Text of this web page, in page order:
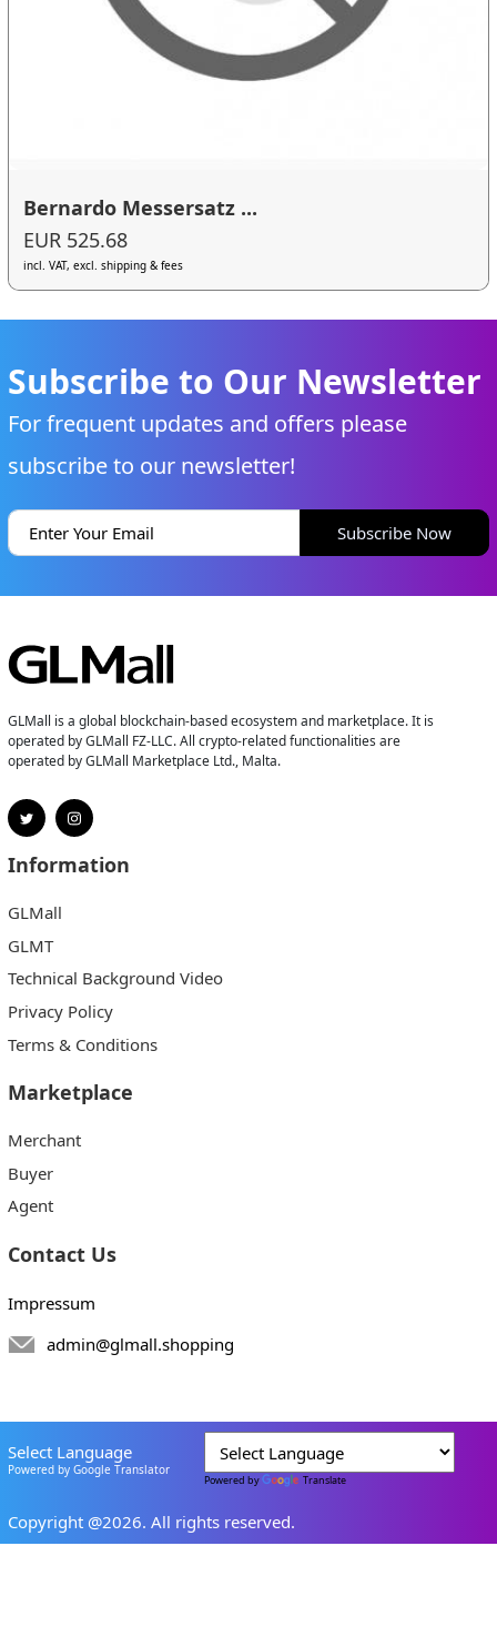
Bernardo Messersatz ...
EUR 525.68
incl. VAT, excl. shipping & fees
Subscribe to Our Newsletter
For frequent updates and offers please
subscribe to our newsletter!
Subscribe Now
GLMall is a global blockchain-based ecosystem and marketplace. It is
operated by GLMall FZ-LLC. All crypto-related functionalities are
operated by GLMall Marketplace Ltd., Malta.
Information
GLMall
GLMT
Technical Background Video
Privacy Policy
Terms & Conditions
Marketplace
Merchant
Buyer
Agent
Contact Us
Impressum
admin@glmall.shopping
Select Language
Powered by Google Translator
Powered by Translate
Copyright @2026. All rights reserved.